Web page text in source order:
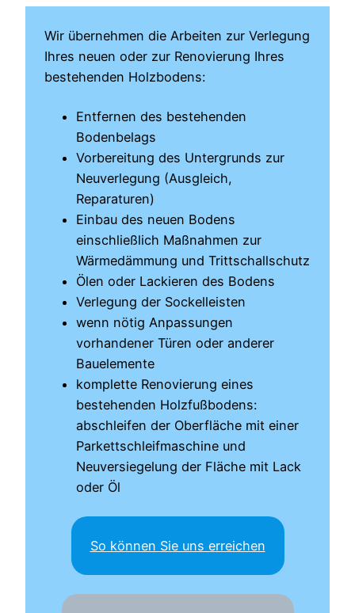
Wir übernehmen die Arbeiten zur Verlegung
Ihres neuen oder zur Renovierung Ihres
bestehenden Holzbodens:
Entfernen des bestehenden
Bodenbelags
Vorbereitung des Untergrunds zur
Neuverlegung (Ausgleich,
Reparaturen)
Einbau des neuen Bodens
einschließlich Maßnahmen zur
Wärmedämmung und Trittschallschutz
Ölen oder Lackieren des Bodens
Verlegung der Sockelleisten
wenn nötig Anpassungen
vorhandener Türen oder anderer
Bauelemente
komplette Renovierung eines
bestehenden Holzfußbodens:
abschleifen der Oberfläche mit einer
Parkettschleifmaschine und
Neuversiegelung der Fläche mit Lack
oder Öl
So können Sie uns erreichen